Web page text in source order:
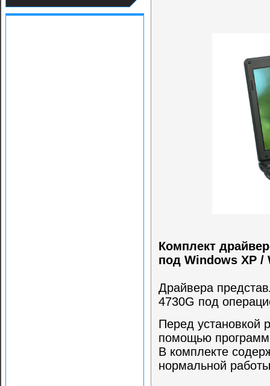
Комплект
под Windows XP /
Драйвера
4730G под
Перед установкой
помощью
В комплекте
нормальной